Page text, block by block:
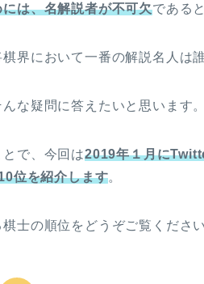
には、名解説者が不可欠である
棋界において一番の解説名人は
んな疑問に答えたいと思います
とで、今回は2019年１月に
位を紹介します。
棋士の順位をどうぞご覧くださ